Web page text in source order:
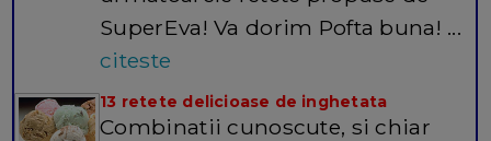
SuperEva! Va dorim Pofta buna! ...
citeste
13 retete delicioase de inghetata
Combinatii cunoscute, si chiar